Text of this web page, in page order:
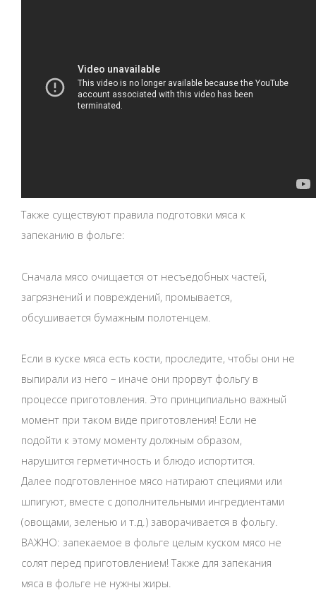
Также существуют правила подготовки мяса к
запеканию в фольге:
Сначала мясо очищается от несъедобных частей,
загрязнений и повреждений, промывается,
обсушивается бумажным полотенцем.
Если в куске мяса есть кости, проследите, чтобы они не
выпирали из него – иначе они прорвут фольгу в
процессе приготовления. Это принципиально важный
момент при таком виде приготовления! Если не
подойти к этому моменту должным образом,
нарушится герметичность и блюдо испортится.
Далее подготовленное мясо натирают специями или
шпигуют, вместе с дополнительными ингредиентами
(овощами, зеленью и т.д.) заворачивается в фольгу.
ВАЖНО: запекаемое в фольге целым куском мясо не
солят перед приготовлением! Также для запекания
мяса в фольге не нужны жиры.